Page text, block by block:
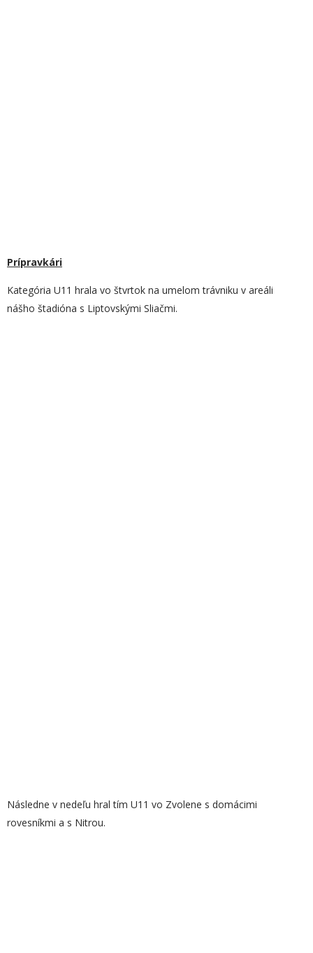
Prípravkári
Kategória U11 hrala vo štvrtok na umelom trávniku v areáli
nášho štadióna s Liptovskými Sliačmi.
Následne v nedeľu hral tím U11 vo Zvolene s domácimi
rovesníkmi a s Nitrou.